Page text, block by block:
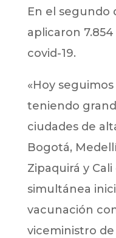
​En el segundo
aplicaron
covid-19.
«Hoy
teniendo
ciudades de
Bogotá,
Zipaquirá y
simultánea
vacunación
viceministro